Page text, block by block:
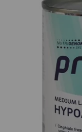
supporto 0 in